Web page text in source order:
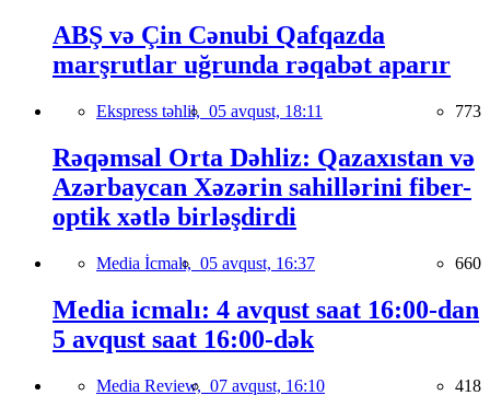
ABŞ və Çin Cənubi Qafqazda
marşrutlar uğrunda rəqabət aparır
Ekspress təhlil, 05 avqust, 18:11 773
Rəqəmsal Orta Dəhliz: Qazaxıstan və
Azərbaycan Xəzərin sahillərini fiber-
optik xətlə birləşdirdi
Media İcmalı, 05 avqust, 16:37 660
Media icmalı: 4 avqust saat 16:00-dan
5 avqust saat 16:00-dək
Media Review, 07 avqust, 16:10 418